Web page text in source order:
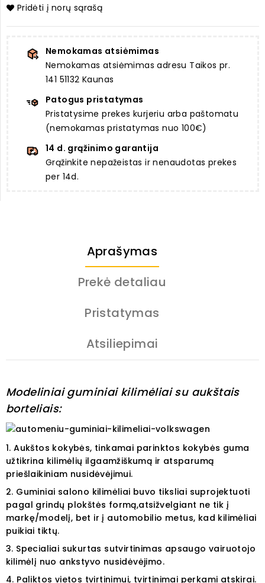
Pridėti į norų sąrašą
Nemokamas atsiėmimas
Nemokamas atsiėmimas adresu Taikos pr.
141 51132 Kaunas
Patogus pristatymas
Pristatysime prekes kurjeriu arba paštomatu
(nemokamas pristatymas nuo 100€)
14 d. grąžinimo garantija
Grąžinkite nepažeistas ir nenaudotas prekes
per 14d.
Aprašymas
Prekė detaliau
Pristatymas
Atsiliepimai
Modeliniai guminiai kilimėliai su aukštais
borteliais:
1. Aukštos kokybės, tinkamai parinktos kokybės guma
užtikrina kilimėlių ilgaamžiškumą ir atsparumą
priešlaikiniam nusidėvėjimui.
2. Guminiai salono kilimėliai buvo tiksliai suprojektuoti
pagal grindų plokštės formą,atsižvelgiant ne tik į
markę/modelį, bet ir į automobilio metus, kad kilimėliai
puikiai tiktų.
3. Specialiai sukurtas sutvirtinimas apsaugo vairuotojo
kilimėlį nuo ankstyvo nusidėvėjimo.
4. Paliktos vietos tvirtinimui, tvirtinimai perkami atskirai.